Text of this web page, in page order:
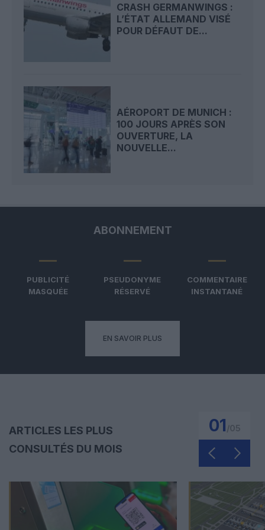
CRASH GERMANWINGS :
L’ÉTAT ALLEMAND VISÉ
POUR DÉFAUT DE...
AÉROPORT DE MUNICH :
100 JOURS APRÈS SON
OUVERTURE, LA
NOUVELLE...
ABONNEMENT
PUBLICITÉ
MASQUÉE
PSEUDONYME
RÉSERVÉ
COMMENTAIRE
INSTANTANÉ
EN SAVOIR PLUS
ARTICLES LES PLUS
CONSULTÉS DU MOIS
01